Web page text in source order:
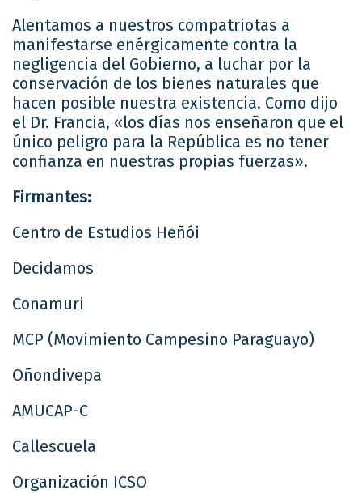
Alentamos a nuestros compatriotas a
manifestarse enérgicamente contra la
negligencia del Gobierno, a luchar por la
conservación de los bienes naturales que
hacen posible nuestra existencia. Como dijo
el Dr. Francia, «los días nos enseñaron que el
único peligro para la República es no tener
confianza en nuestras propias fuerzas».
Firmantes:
Centro de Estudios Heñói
Decidamos
Conamuri
MCP (Movimiento Campesino Paraguayo)
Oñondivepa
AMUCAP-C
Callescuela
Organización ICSO